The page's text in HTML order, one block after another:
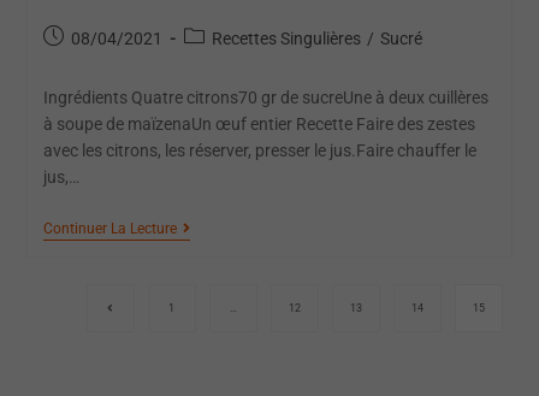
08/04/2021 Recettes Singulières / Sucré
Ingrédients Quatre citrons70 gr de sucreUne à deux cuillères
à soupe de maïzenaUn œuf entier Recette Faire des zestes
avec les citrons, les réserver, presser le jus.Faire chauffer le
jus,…
Continuer La Lecture
1 … 12 13 14 15